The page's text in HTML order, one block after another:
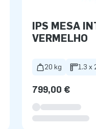
IPS MESA
VERMELHO
20 kg 1.3 x
799,00 €